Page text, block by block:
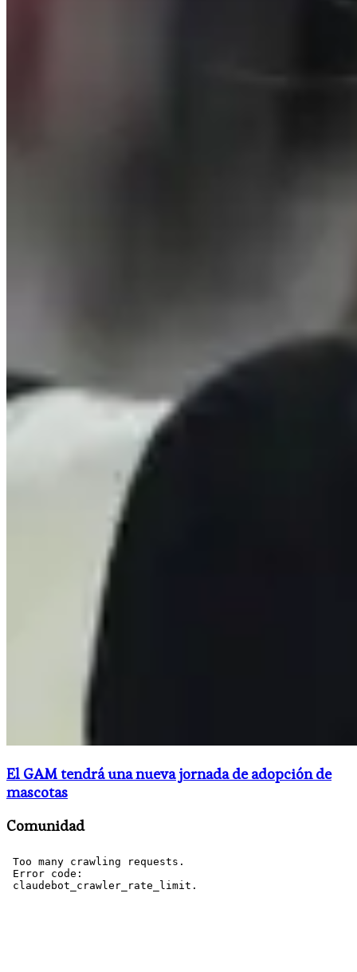
El GAM tendrá una nueva jornada de adopción de
mascotas
Comunidad